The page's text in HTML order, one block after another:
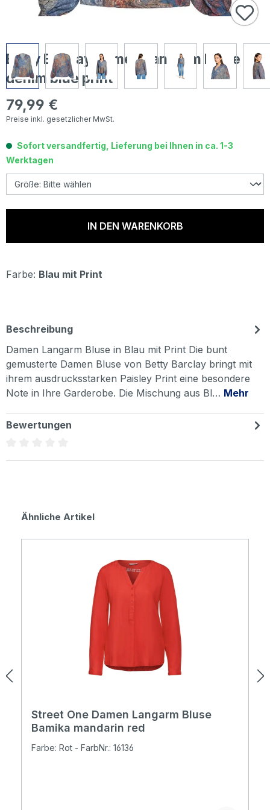
Betty Barclay Damen Langarm Bluse
denim blue print
Regulärer Preis:
79,99 €
Preise inkl. gesetzlicher MwSt.
Sofort versandfertig, Lieferung bei Ihnen in ca. 1-3
Werktagen
IN DEN WARENKORB
Farbe: Blau mit Print
Beschreibung
Damen Langarm Bluse in Blau mit Print Die bunt
gemusterte Damen Bluse von Betty Barclay bringt mit
ihrem ausdrucksstarken Paisley Print eine besondere
Note in Ihre Garderobe. Die Mischung aus Bl… Mehr
Bewertungen
Produktgalerie überspringen
Ähnliche Artikel
Street One Damen Langarm Bluse
Bamika mandarin red
Farbe: Rot - FarbNr.: 16136